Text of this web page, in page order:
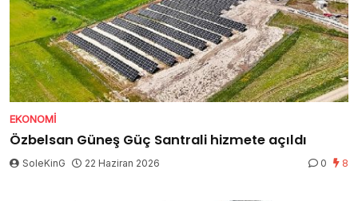
EKONOMI
Özbelsan Güneş Güç Santrali hizmete açıldı
SoleKinG 22 Haziran 2026 0 8